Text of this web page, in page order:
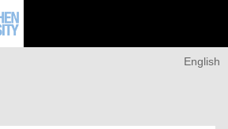
English